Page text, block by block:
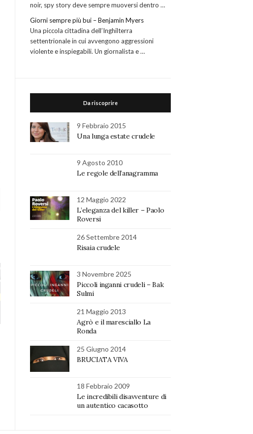
noir, spy story deve sempre muoversi dentro …
Giorni sempre più bui – Benjamin Myers
Una piccola cittadina dell’Inghilterra
settentrionale in cui avvengono aggressioni
violente e inspiegabili. Un giornalista e …
Da riscoprire
9 Febbraio 2015
Una lunga estate crudele
9 Agosto 2010
Le regole dell’anagramma
12 Maggio 2022
L’eleganza del killer – Paolo
Roversi
26 Settembre 2014
Risaia crudele
3 Novembre 2025
Piccoli inganni crudeli – Bak
Sulmi
21 Maggio 2013
Agrò e il maresciallo La
Ronda
25 Giugno 2014
BRUCIATA VIVA
18 Febbraio 2009
Le incredibili disavventure di
un autentico cacasotto